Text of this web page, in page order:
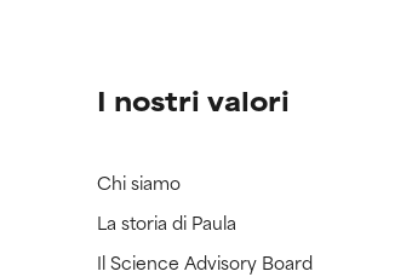
I nostri valori
Chi siamo
La storia di Paula
Il Science Advisory Board